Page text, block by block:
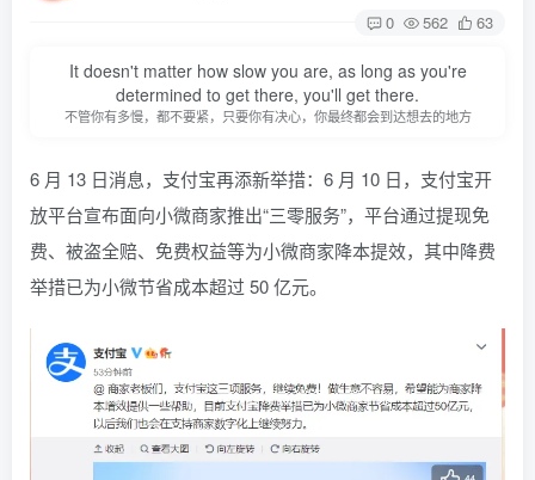
0 562 63
It doesn't matter how slow you are, as long as you're
determined to get there, you'll get there.
不管你有多慢，都不要紧，只要你有决心，你最终都会到达想去的地方
6 月 13 日消息，支付宝再添新举措：6 月 10 日，支付宝开
放平台宣布面向小微商家推出“三零服务”，平台通过提现免
费、被盗全赔、免费权益等为小微商家降本提效，其中降费
举措已为小微节省成本超过 50 亿元。
没有账号？立即注册
登录密码
记住登录 找回密码 | 免密登录
登录
QQ登录
码云登录
百度登录